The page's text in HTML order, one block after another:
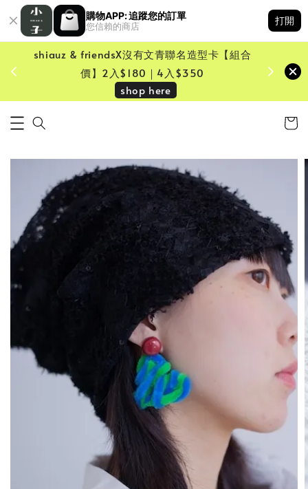
購物APP: 追蹤您的訂單
您信賴的商店
打開
shiauz & friendsX沒有文青聯名造型卡【組合
價】2入$180｜4入$350
shop here